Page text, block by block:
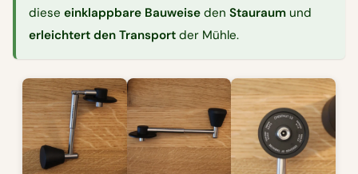
diese einklappbare Bauweise den Stauraum und
erleichtert den Transport der Mühle.